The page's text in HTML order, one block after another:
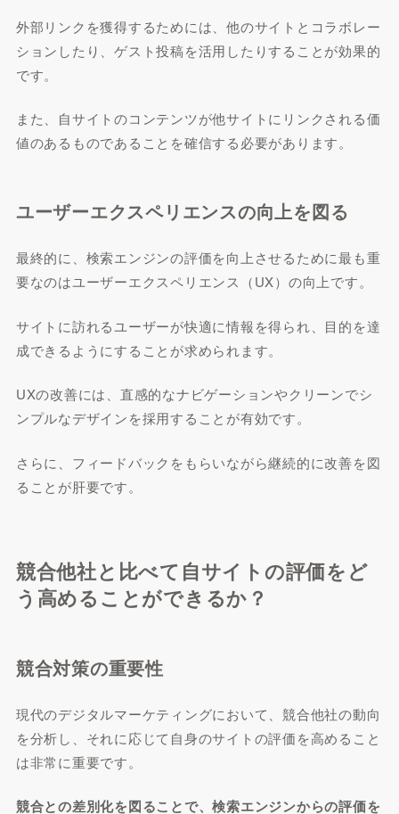
外部リンクを獲得するためには、他のサイトとコラボレー
ションしたり、ゲスト投稿を活用したりすることが効果的
です。
また、自サイトのコンテンツが他サイトにリンクされる価
値のあるものであることを確信する必要があります。
ユーザーエクスペリエンスの向上を図る
最終的に、検索エンジンの評価を向上させるために最も重
要なのはユーザーエクスペリエンス（UX）の向上です。
サイトに訪れるユーザーが快適に情報を得られ、目的を達
成できるようにすることが求められます。
UXの改善には、直感的なナビゲーションやクリーンでシ
ンプルなデザインを採用することが有効です。
さらに、フィードバックをもらいながら継続的に改善を図
ることが肝要です。
競合他社と比べて自サイトの評価をど
う高めることができるか？
競合対策の重要性
現代のデジタルマーケティングにおいて、競合他社の動向
を分析し、それに応じて自身のサイトの評価を高めること
は非常に重要です。
競合との差別化を図ることで、検索エンジンからの評価を